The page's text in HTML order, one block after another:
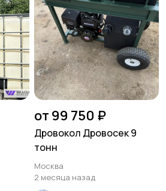
от 99 750 ₽
Дровокол Дровосек 9
тонн
Москва
2 месяца назад